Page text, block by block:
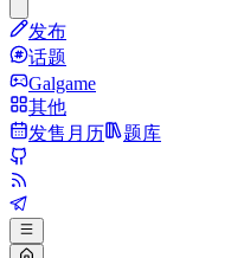
发布
话题
Galgame
其他
发售月历
题库